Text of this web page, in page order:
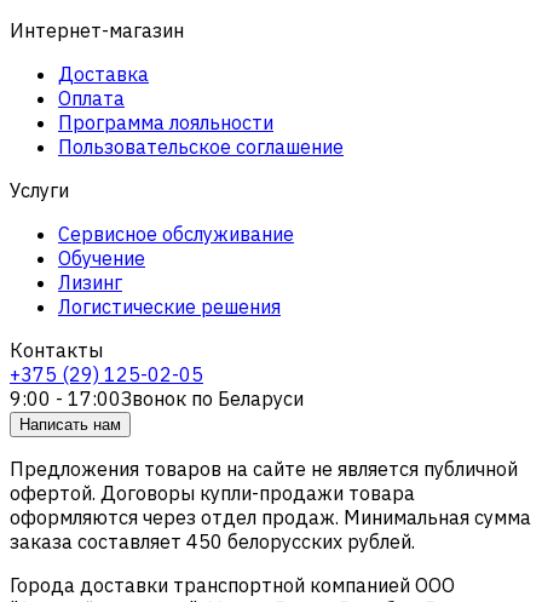
Интернет-магазин
Доставка
Оплата
Программа лояльности
Пользовательское соглашение
Услуги
Сервисное обслуживание
Обучение
Лизинг
Логистические решения
Контакты
+375 (29) 125-02-05
9:00 - 17:00Звонок по Беларуси
Написать нам
Предложения товаров на сайте не является публичной
офертой. Договоры купли-продажи товара
оформляются через отдел продаж. Минимальная сумма
заказа составляет 450 белорусских рублей.
Города доставки транспортной компанией ООО